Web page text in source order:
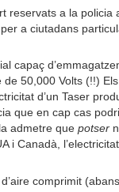
reservats a la policia
a ciutadans
capaç
50,000 Volts (!!)
d’un Taser
que en cap cas
admetre que potser
i Canadà, l’electricitat
comprimit